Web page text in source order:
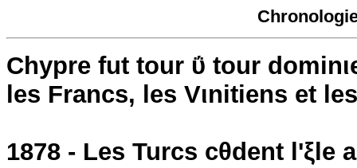
Chypre fut tour ΰ tour
les Francs, les Vιnitiens et
1878 - Les Turcs cθdent l'ξle